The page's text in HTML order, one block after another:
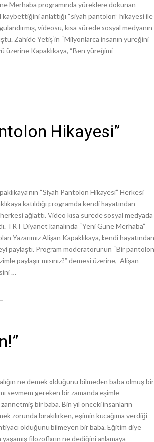
Merhaba programında yüreklere dokunan
kaybettiğini anlattığı “siyah pantolon” hikayesi ile
videosu, kısa sürede sosyal medyanın
Zahide Yetiş‘in “Milyonlarca insanın yüreğini
üzerine Kapaklıkaya, “Ben yüreğimi
Hikayesi”
“Siyah Pantolon Hikayesi” Herkesi
katıldığı programda kendi hayatından
ağlattı. Video kısa sürede sosyal medyada
TRT Diyanet kanalında “Yeni Güne Merhaba”
Yazarımız Alişan Kapaklıkaya, kendi hayatından
paylaştı. Program moderatörünün “Bir pantolon
paylaşır mısınız?” demesi üzerine, Alişan
…
ne demek olduğunu bilmeden baba olmuş bir
sevmem gereken bir zamanda eşimle
bir baba. Bin yıl önceki insanların
zorunda bırakılırken, eşimin kucağıma verdiği
olduğunu bilmeyen bir baba. Eğitim diye
yaşamış filozofların ne dediğini anlamaya